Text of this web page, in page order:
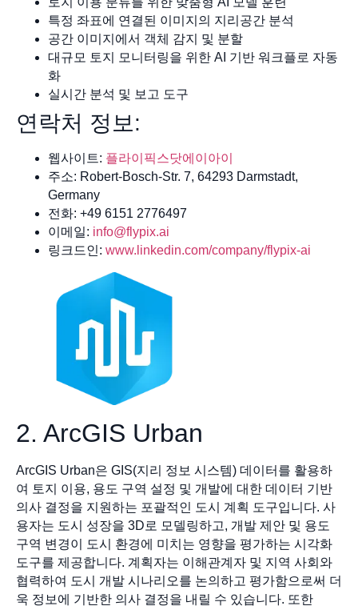
특정 좌표에 연결된 이미지의 지리공간 분석
공간 이미지에서 객체 감지 및 분할
대규모 토지 모니터링을 위한 AI 기반 워크플로 자동
화
실시간 분석 및 보고 도구
연락처 정보:
웹사이트: 플라이픽스닷에이아이
주소: Robert-Bosch-Str. 7, 64293 Darmstadt,
Germany
전화: +49 6151 2776497
이메일: info@flypix.ai
링크드인: www.linkedin.com/company/flypix-ai
2. ArcGIS Urban
ArcGIS Urban은 GIS(지리 정보 시스템) 데이터를 활용하
여 토지 이용, 용도 구역 설정 및 개발에 대한 데이터 기반
의사 결정을 지원하는 포괄적인 도시 계획 도구입니다. 사
용자는 도시 성장을 3D로 모델링하고, 개발 제안 및 용도
구역 변경이 도시 환경에 미치는 영향을 평가하는 시각화
도구를 제공합니다. 계획자는 이해관계자 및 지역 사회와
협력하여 도시 개발 시나리오를 논의하고 평가함으로써 더
욱 정보에 기반한 의사 결정을 내릴 수 있습니다. 또한